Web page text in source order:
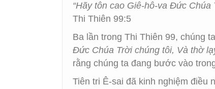
“Hãy tôn cao Giê-hô-va Đức
Thi Thiên 99:5
Ba lần trong Thi Thiên 99, chúng
Đức Chúa Trời chúng tôi, Và thờ
rằng chúng ta đang bước vào
Tiên tri Ê-sai đã kinh nghiệm điều